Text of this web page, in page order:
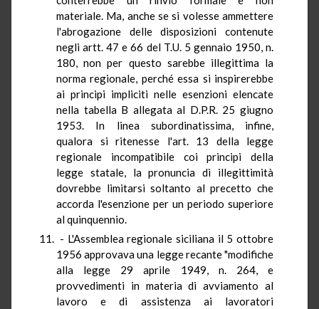
materiale. Ma, anche se si volesse ammettere
l'abrogazione delle disposizioni contenute
negli artt. 47 e 66 del T.U. 5 gennaio 1950, n.
180, non per questo sarebbe illegittima la
norma regionale, perché essa si inspirerebbe
ai principi impliciti nelle esenzioni elencate
nella tabella B allegata al D.P.R. 25 giugno
1953. In linea subordinatissima, infine,
qualora si ritenesse l'art. 13 della legge
regionale incompatibile coi principi della
legge statale, la pronuncia di illegittimità
dovrebbe limitarsi soltanto al precetto che
accorda l'esenzione per un periodo superiore
al quinquennio.
- L'Assemblea regionale siciliana il 5 ottobre
1956 approvava una legge recante "modifiche
alla legge 29 aprile 1949, n. 264, e
provvedimenti in materia di avviamento al
lavoro e di assistenza ai lavoratori